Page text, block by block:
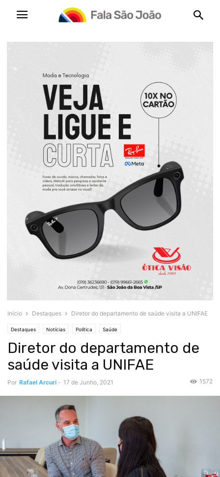
Início Destaques Diretor do departamento de saúde visita a UNIFAE
Destaques Notícias Política Saúde
Diretor do departamento de
saúde visita a UNIFAE
Por Rafael Arcuri - 17 de Junho, 2021 1572